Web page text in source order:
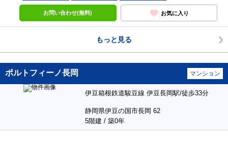
お問い合わせ(無料) お気に入り
もっと見る
ポルトフィーノ長岡 マンション
伊豆箱根鉄道駿豆線 伊豆長岡駅/徒歩33分
静岡県伊豆の国市長岡 62
5階建 / 築0年